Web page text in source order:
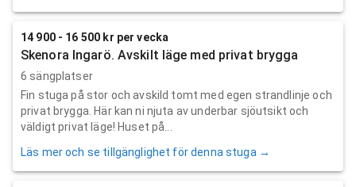
14 900 - 16 500 kr per vecka
Skenora Ingarö. Avskilt läge med privat brygga
6 sängplatser
Fin stuga på stor och avskild tomt med egen strandlinje och
privat brygga. Här kan ni njuta av underbar sjöutsikt och
väldigt privat läge! Huset på...
Läs mer och se tillgänglighet för denna stuga →